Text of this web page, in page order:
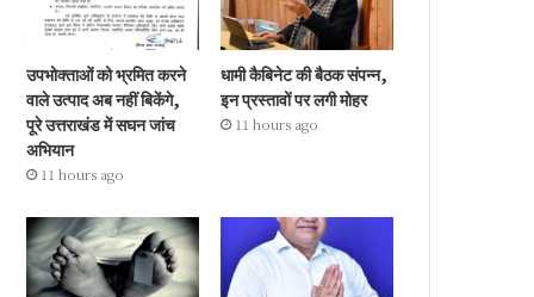
उपभोक्ताओं को भ्रमित करने
वाले उत्पाद अब नहीं बिकेंगे,
पूरे उत्तराखंड में सघन जांच
अभियान
11 hours ago
धामी कैबिनेट की बैठक संपन्न,
इन प्रस्तावों पर लगी मोहर
11 hours ago